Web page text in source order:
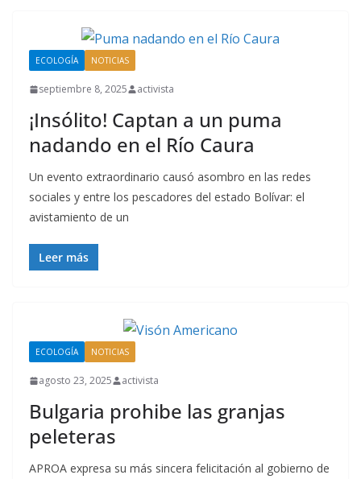
ECOLOGÍA NOTICIAS
septiembre 8, 2025 activista
¡Insólito! Captan a un puma
nadando en el Río Caura
Un evento extraordinario causó asombro en las redes
sociales y entre los pescadores del estado Bolívar: el
avistamiento de un
Leer más
ECOLOGÍA NOTICIAS
agosto 23, 2025 activista
Bulgaria prohibe las granjas
peleteras
APROA expresa su más sincera felicitación al gobierno de